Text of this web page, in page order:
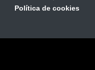
Política de cookies